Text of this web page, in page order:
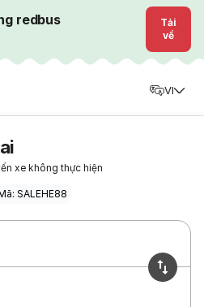
redbus
Tải
về
VI
xe không thực hiện
SALEHE88